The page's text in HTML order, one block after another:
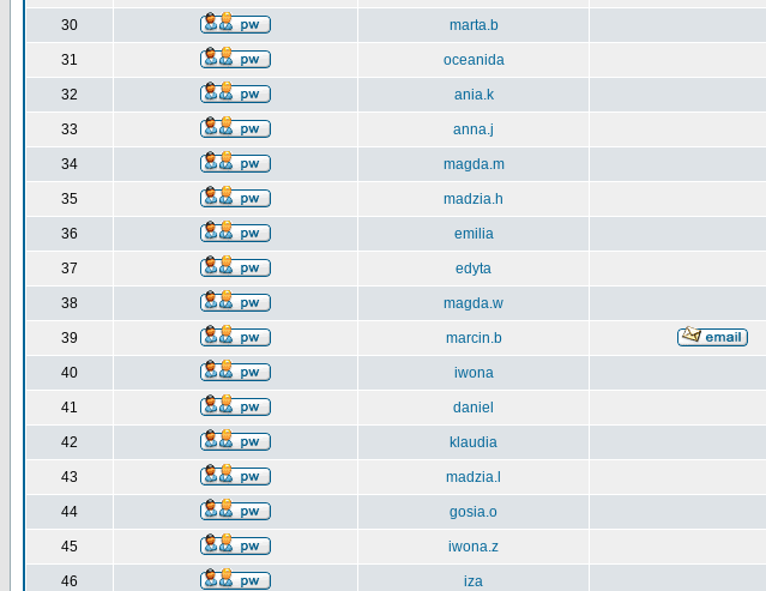
30 marta.b
31 oceanida
32 ania.k
33 anna.j
34 magda.m
35 madzia.h
36 emilia
37 edyta
38 magda.w
39 marcin.b
40 iwona
41 daniel
42 klaudia
43 madzia.l
44 gosia.o
45 iwona.z
46 iza